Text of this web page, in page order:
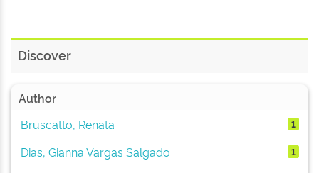
Discover
Author
Bruscatto, Renata
1
Dias, Gianna Vargas Salgado 1